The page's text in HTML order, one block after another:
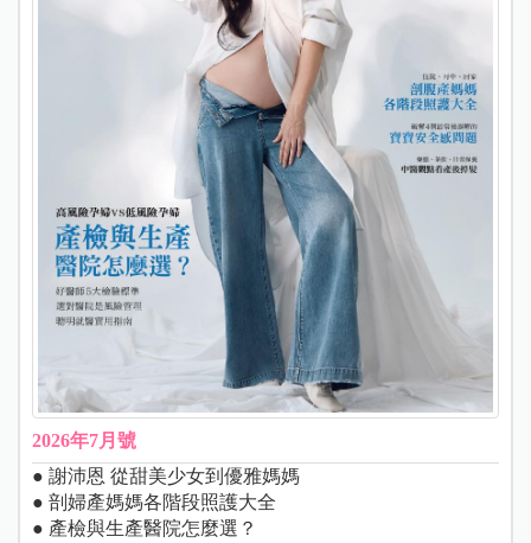
2026年7月號
● 謝沛恩 從甜美少女到優雅媽媽
● 剖婦產媽媽各階段照護大全
● 產檢與生產醫院怎麼選？